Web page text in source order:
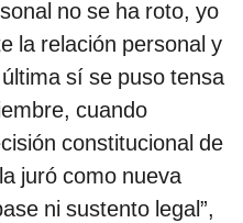
no se ha roto, yo
la relación personal y
sí se puso tensa
cuando
constitucional de
juró como nueva
ni sustento legal”,